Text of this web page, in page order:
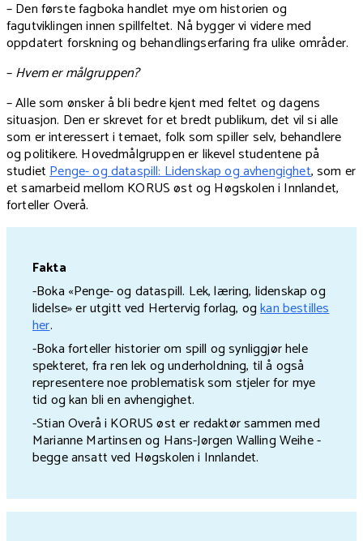
– Den første fagboka handlet mye om historien og
fagutviklingen innen spillfeltet. Nå bygger vi videre med
oppdatert forskning og behandlingserfaring fra ulike områder.
–Hvem er målgruppen?
– Alle som ønsker å bli bedre kjent med feltet og dagens
situasjon. Den er skrevet for et bredt publikum, det vil si alle
som er interessert i temaet, folk som spiller selv, behandlere
og politikere. Hovedmålgruppen er likevel studentene på
studietPenge- og dataspill: Lidenskap og avhengighet, som er
et samarbeid mellom KORUS øst og Høgskolen i Innlandet,
forteller Overå.
Fakta
-Boka «Penge- og dataspill. Lek, læring, lidenskap og
lidelse» er utgitt ved Hertervig forlag, ogkan bestilles
her.
-Boka forteller historier om spill og synliggjør hele
spekteret, fra ren lek og underholdning, til å også
representere noe problematisk som stjeler for mye
tid og kan bli en avhengighet.
-Stian Overå i KORUS øst er redaktør sammen med
Marianne Martinsen og Hans-Jørgen Walling Weihe -
begge ansatt ved Høgskolen i Innlandet.